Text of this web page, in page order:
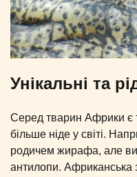
Унікальні та
Серед тварин Африки є
більше ніде у світі.
родичем жирафа, але
антилопи. Африканська